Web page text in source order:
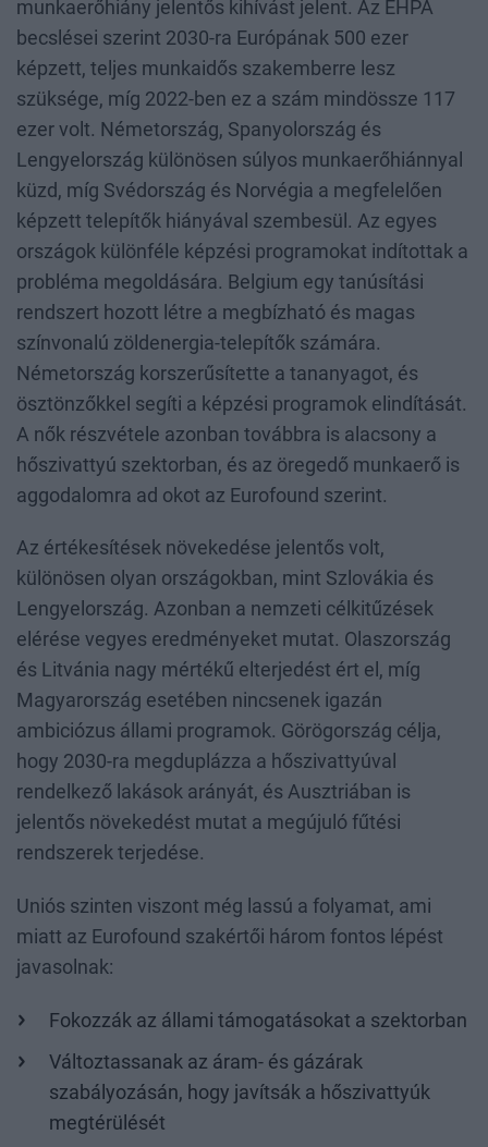
munkaerőhiány jelentős kihívást jelent. Az EHPA
becslései szerint 2030-ra Európának 500 ezer
képzett, teljes munkaidős szakemberre lesz
szüksége, míg 2022-ben ez a szám mindössze 117
ezer volt. Németország, Spanyolország és
Lengyelország különösen súlyos munkaerőhiánnyal
küzd, míg Svédország és Norvégia a megfelelően
képzett telepítők hiányával szembesül. Az egyes
országok különféle képzési programokat indítottak a
probléma megoldására. Belgium egy tanúsítási
rendszert hozott létre a megbízható és magas
színvonalú zöldenergia-telepítők számára.
Németország korszerűsítette a tananyagot, és
ösztönzőkkel segíti a képzési programok elindítását.
A nők részvétele azonban továbbra is alacsony a
hőszivattyú szektorban, és az öregedő munkaerő is
aggodalomra ad okot az Eurofound szerint.
Az értékesítések növekedése jelentős volt,
különösen olyan országokban, mint Szlovákia és
Lengyelország. Azonban a nemzeti célkitűzések
elérése vegyes eredményeket mutat. Olaszország
és Litvánia nagy mértékű elterjedést ért el, míg
Magyarország esetében nincsenek igazán
ambiciózus állami programok. Görögország célja,
hogy 2030-ra megduplázza a hőszivattyúval
rendelkező lakások arányát, és Ausztriában is
jelentős növekedést mutat a megújuló fűtési
rendszerek terjedése.
Uniós szinten viszont még lassú a folyamat, ami
miatt az Eurofound szakértői három fontos lépést
javasolnak:
Fokozzák az állami támogatásokat a szektorban
Változtassanak az áram- és gázárak
szabályozásán, hogy javítsák a hőszivattyúk
megtérülését